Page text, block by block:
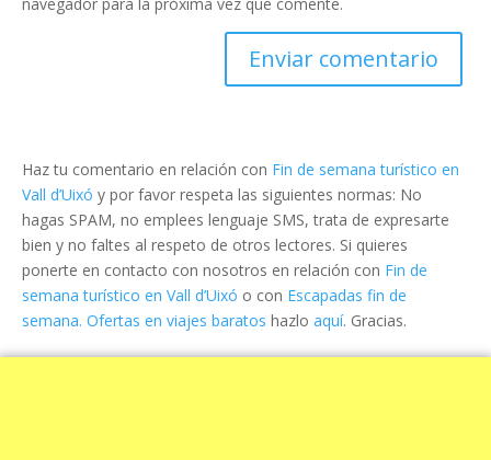
Haz tu comentario en relación con Fin de semana turístico en
Vall d’Uixó y por favor respeta las siguientes normas: No
hagas SPAM, no emplees lenguaje SMS, trata de expresarte
bien y no faltes al respeto de otros lectores. Si quieres
ponerte en contacto con nosotros en relación con Fin de
semana turístico en Vall d’Uixó o con Escapadas fin de
semana. Ofertas en viajes baratos hazlo aquí. Gracias.